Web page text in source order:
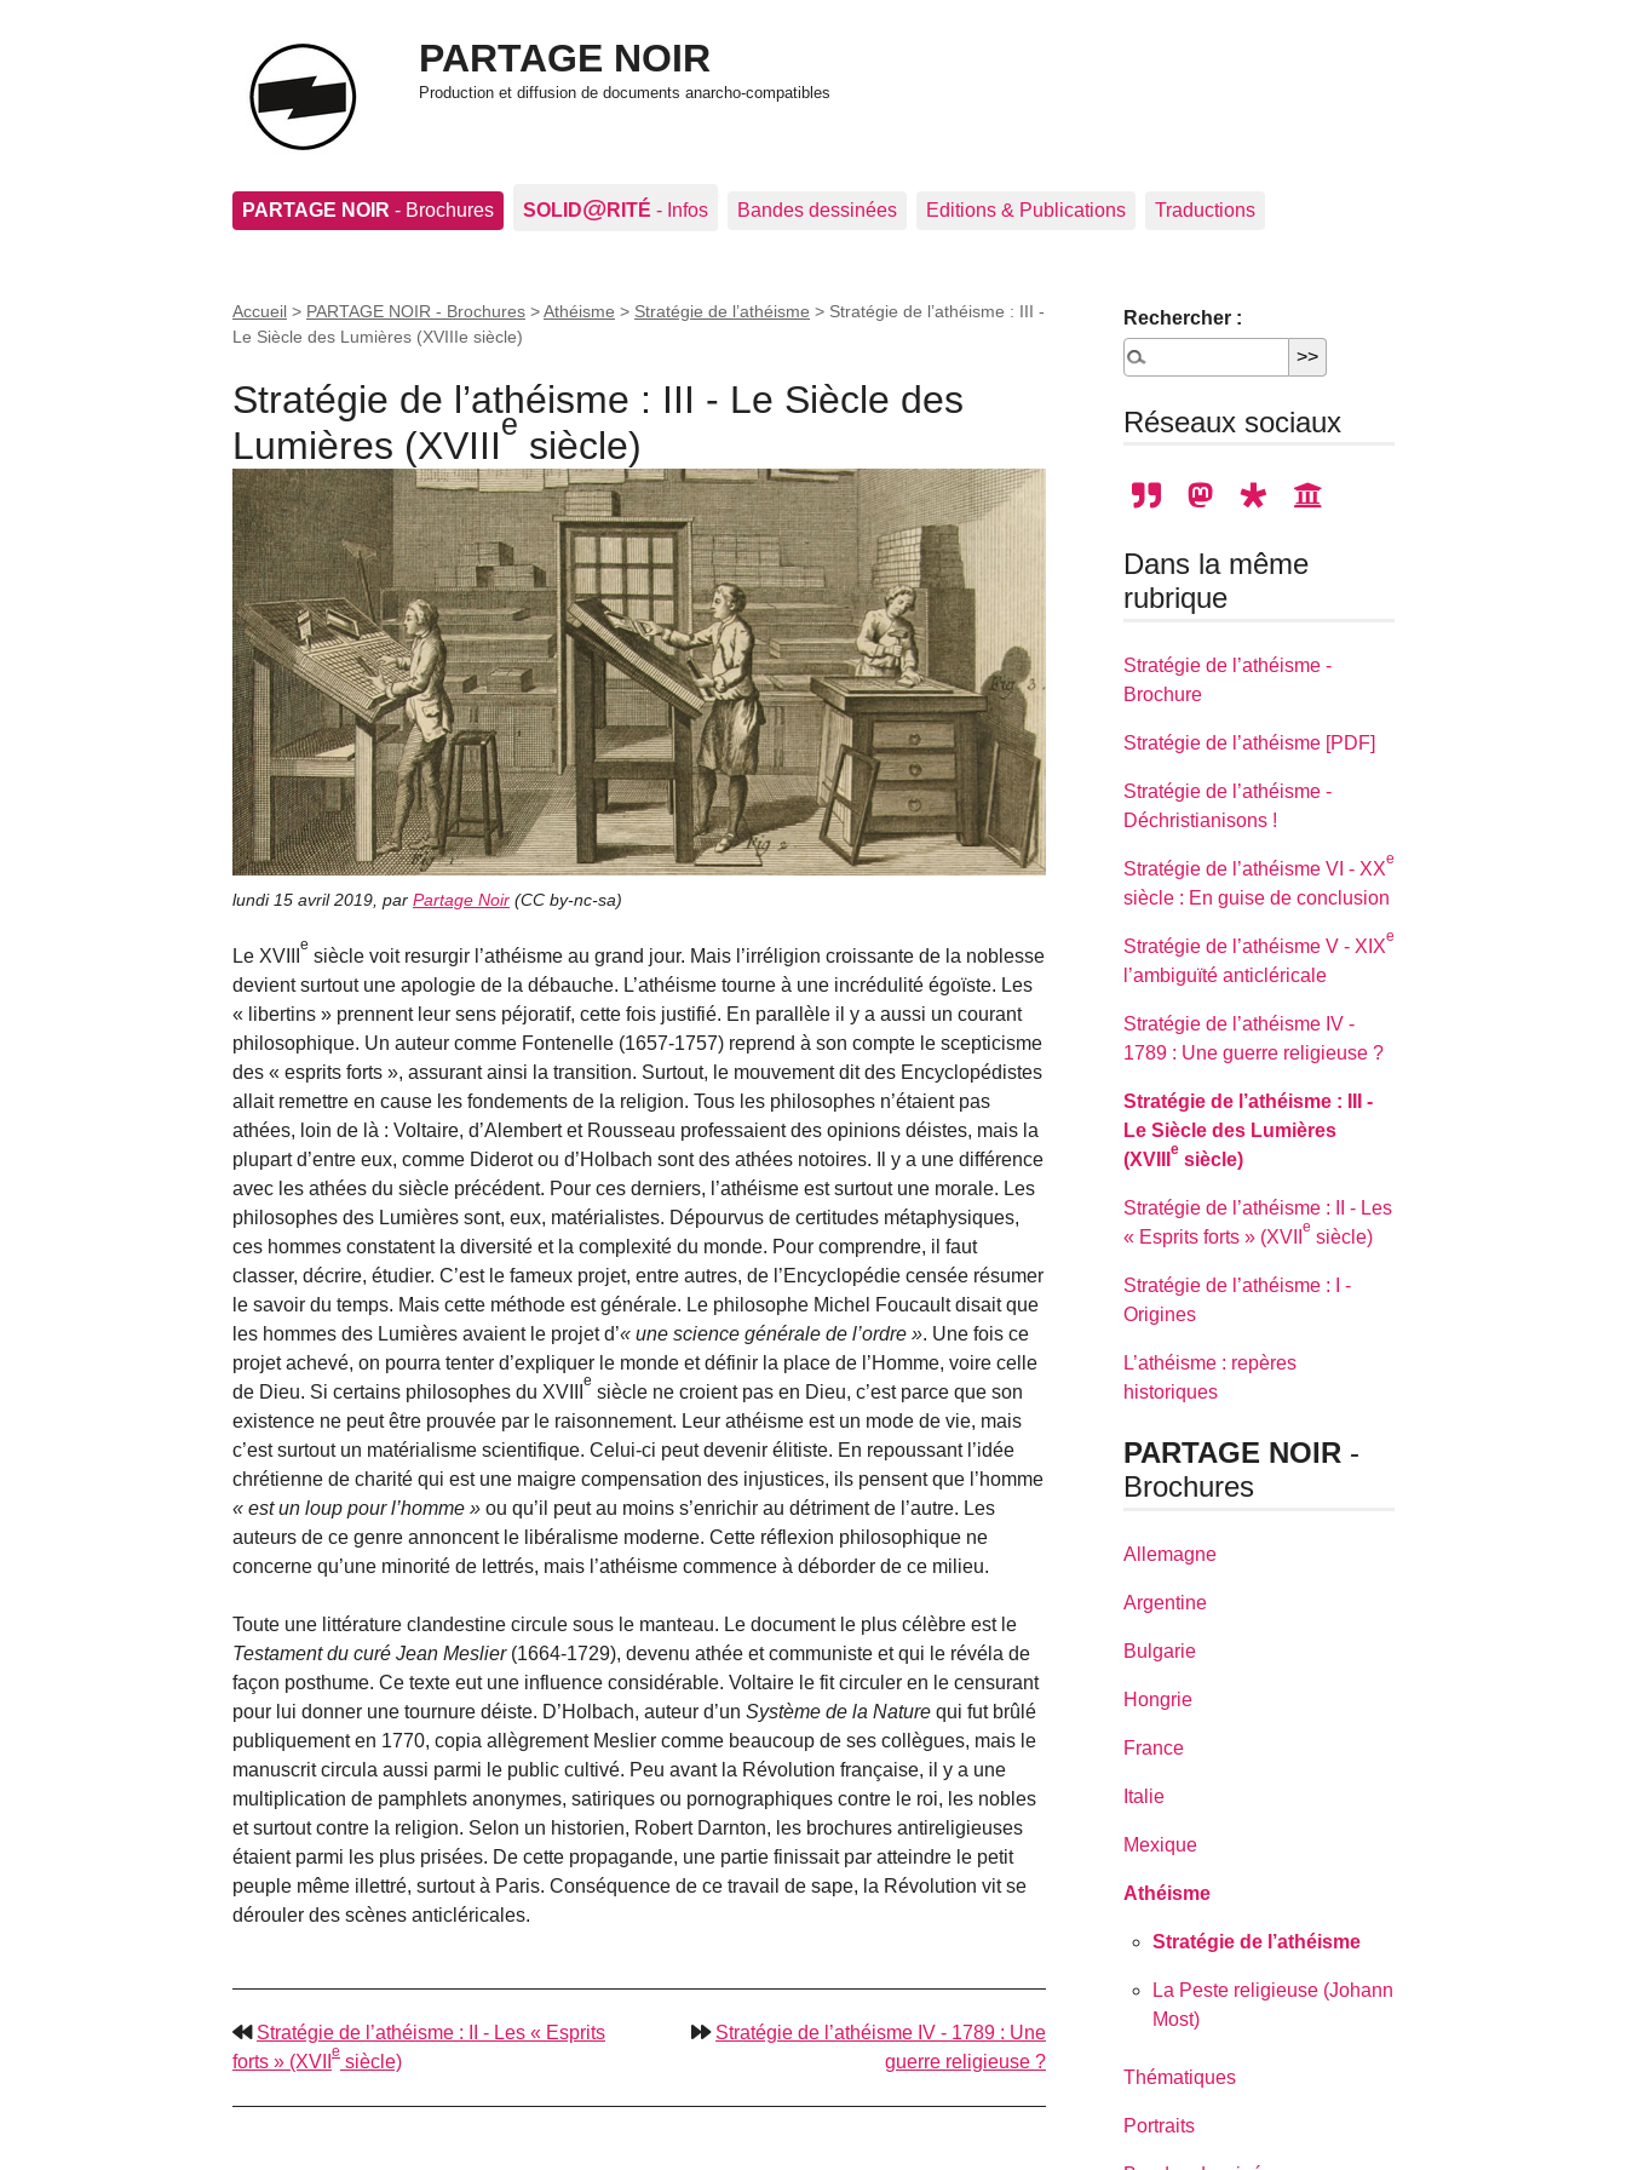
PARTAGE NOIR
Production et diffusion de documents anarcho-compatibles
PARTAGE NOIR - Brochures SOLID@RITÉ - Infos Bandes dessinées Editions & Publications Traductions
Accueil > PARTAGE NOIR - Brochures >Athéisme > Stratégie de l’athéisme > Stratégie de l’athéisme : III -
Le Siècle des Lumières (XVIIIe siècle)
Stratégie de l’athéisme : III - Le Siècle des
Lumières (XVIIIe siècle)
lundi 15 avril 2019 par Partage Noir (CC by-nc-sa)
Le XVIII
e
siècle voit resurgir l’athéisme au grand jour. Mais l’irréligion croissante de la noblesse
devient surtout une apologie de la débauche. L’athéisme tourne à une incrédulité égoïste. Les
« libertins » prennent leur sens péjoratif, cette fois justifié. En parallèle il y a aussi un courant
philosophique. Un auteur comme Fontenelle (1657-1757) reprend à son compte le scepticisme
des « esprits forts », assurant ainsi la transition. Surtout, le mouvement dit des Encyclopédistes
allait remettre en cause les fondements de la religion. Tous les philosophes n’étaient pas
athées, loin de là : Voltaire, d’Alembert et Rousseau professaient des opinions déistes, mais la
plupart d’entre eux, comme Diderot ou d’Holbach sont des athées notoires. Il y a une différence
avec les athées du siècle précédent. Pour ces derniers, l’athéisme est surtout une morale. Les
philosophes des Lumières sont, eux, matérialistes. Dépourvus de certitudes métaphysiques,
ces hommes constatent la diversité et la complexité du monde. Pour comprendre, il faut
classer, décrire, étudier. C’est le fameux projet, entre autres, de l’Encyclopédie censée résumer
le savoir du temps. Mais cette méthode est générale. Le philosophe Michel Foucault disait que
les hommes des Lumières avaient le projet d’
une science générale de l’ordre
. Une fois ce
projet achevé, on pourra tenter d’expliquer le monde et définir la place de l’Homme, voire celle
de Dieu. Si certains philosophes du XVIII
e
siècle ne croient pas en Dieu, c’est parce que son
existence ne peut être prouvée par le raisonnement. Leur athéisme est un mode de vie, mais
c’est surtout un matérialisme scientifique. Celui-ci peut devenir élitiste. En repoussant l’idée
chrétienne de charité qui est une maigre compensation des injustices, ils pensent que l’homme
est un loup pour l’homme
ou qu’il peut au moins s’enrichir au détriment de l’autre. Les
auteurs de ce genre annoncent le libéralisme moderne. Cette réflexion philosophique ne
concerne qu’une minorité de lettrés, mais l’athéisme commence à déborder de ce milieu.
Toute une littérature clandestine circule sous le manteau. Le document le plus célèbre est le
Testament du curé Jean Meslier(1664-1729), devenu athée et communiste et qui le révéla de
façon posthume. Ce texte eut une influence considérable. Voltaire le fit circuler en le censurant
pour lui donner une tournure déiste. D’Holbach, auteur d’un Système de la Nature qui fut brûlé
publiquement en 1770, copia allègrement Meslier comme beaucoup de ses collègues, mais le
manuscrit circula aussi parmi le public cultivé. Peu avant la Révolution française, il y a une
multiplication de pamphlets anonymes, satiriques ou pornographiques contre le roi, les nobles
et surtout contre la religion. Selon un historien, Robert Darnton, les brochures antireligieuses
étaient parmi les plus prisées. De cette propagande, une partie finissait par atteindre le petit
peuple même illettré, surtout à Paris. Conséquence de ce travail de sape, la Révolution vit se
dérouler des scènes anticléricales.
Stratégie de l’athéisme : II - Les « Esprits
forts » (XVII
e
siècle)
Stratégie de l’athéisme IV - 1789 : Une
guerre religieuse ?
Rechercher :
Réseaux sociaux
Dans la même
rubrique
Stratégie de l’athéisme -
Brochure
Stratégie de l’athéisme [PDF]
Stratégie de l’athéisme -
Déchristianisons !
Stratégie de l’athéisme VI - XX
e
siècle : En guise de conclusion
Stratégie de l’athéisme V - XIX
e
l’ambiguïté anticléricale
Stratégie de l’athéisme IV -
1789 : Une guerre religieuse ?
Stratégie de l’athéisme : III -
Le Siècle des Lumières
(XVIII
e
siècle)
Stratégie de l’athéisme : II - Les
« Esprits forts » (XVII
e
siècle)
Stratégie de l’athéisme : I -
Origines
L’athéisme : repères
historiques
PARTAGE NOIR -
Brochures
Allemagne
Argentine
Bulgarie
Hongrie
France
Italie
Mexique
Athéisme
Stratégie de l’athéisme
La Peste religieuse (Johann
Most)
Thématiques
Portraits